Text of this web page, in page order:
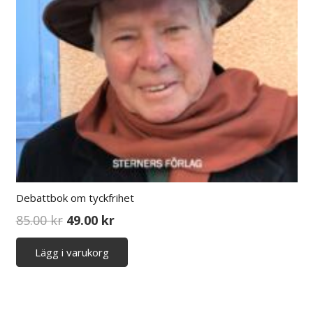
Debattbok om tyckfrihet
85.00kr Det
ursprungliga
priset
var:
49.00 krDet
nuvarande
är:
Lägg i varukorg